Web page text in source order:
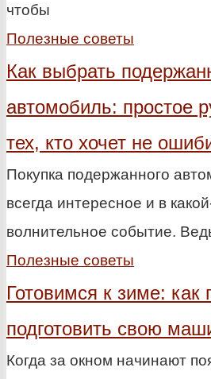
чтобы
Полезные советы
Как выбрать
автомобиль: простое
тех, кто хочет не
Покупка подержанного
всегда интересное и в
волнительное событие.
Полезные советы
Готовимся к зиме: как
подготовить свою
Когда за окном начинают